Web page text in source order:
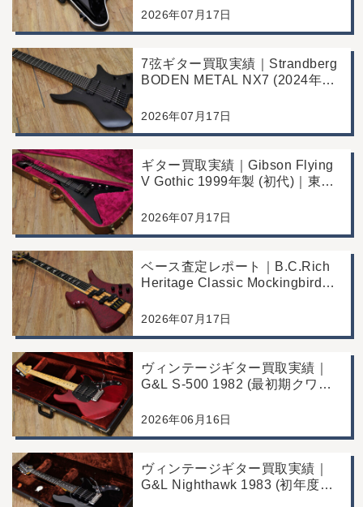
2026年07月17日
7弦ギター買取実績｜Strandberg
BODEN METAL NX7 (2024年製)
店
2026年07月17日
ギター買取実績｜Gibson Flying
V Gothic 1999年製 (初代)｜東京
2026年07月17日
ベース査定レポート｜B.C.Rich
Heritage Classic Mockingbird
にて買取
2026年07月17日
ヴィンテージギター買取実績｜
G&L S-500 1982 (最初期クワガ
買取/コンディション良好の査定
2026年06月16日
ヴィンテージギター買取実績｜
G&L Nighthawk 1983 (初年度マ